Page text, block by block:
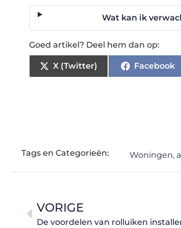
Wat kan ik
Goed artikel? Deel hem dan op:
X (Twitter) Facebook
Tags en Categorieën: Woningen,
VORIGE
De voordelen van rolluiken